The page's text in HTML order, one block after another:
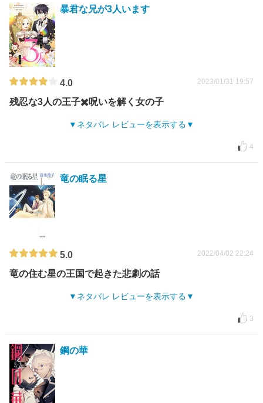
暴君な兄が3人います
4.0 2023/01/31 19:57
残忍な3人の王子✖️呪いを解く女の子
ネタバレ レビューを表示する
4
竜の眠る星
5.0 2022/04/02 22:24
竜の住む星の王国で起きた悲劇の話
ネタバレ レビューを表示する
3
鋼の華